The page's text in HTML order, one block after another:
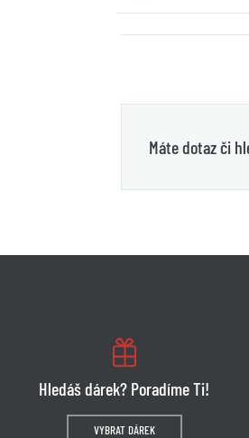
Máte dotaz či
Hledáš dárek? Poradíme Ti!
VYBRAT DÁREK